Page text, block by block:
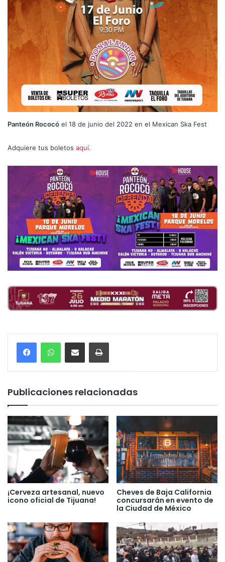
Panteón Rococó el 18 de junio del 2022 en el Mexican Ska Fest
Adquiere tus boletos aquí.
Compartir por correo electrónicoImprimir
Publicaciones relacionadas
¡Cerveza artesanal, nuevo
icono oficial de Tijuana!
Cheves de Baja California
concursarán en evento de
la Ciudad de México